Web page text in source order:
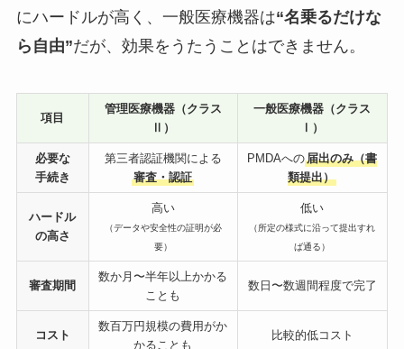
にハードルが高く、一般医療機器は“名乗るだけな
ら自由”だが、効果をうたうことはできません。
項目
管理医療機器（クラス
Ⅱ）
一般医療機器（クラス
Ⅰ）
必要な
手続き
第三者認証機関による
審査・認証
PMDAへの届出のみ（書
類提出）
ハードル
の高さ
高い
（データや安全性の証明が必
要）
低い
（所定の様式に沿って提出すれ
ば通る）
審査期間
数か月〜半年以上かかる
ことも
数日〜数週間程度で完了
コスト
数百万円規模の費用がか
かることも
比較的低コスト